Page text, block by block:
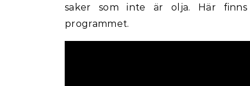
saker som inte är olja. Här finns
programmet.